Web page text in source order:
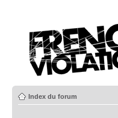
Index du forum